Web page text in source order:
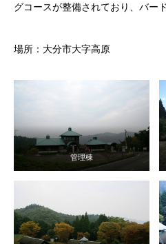
グコースが整備されており、バー
場所：大分市大字高原
管理棟